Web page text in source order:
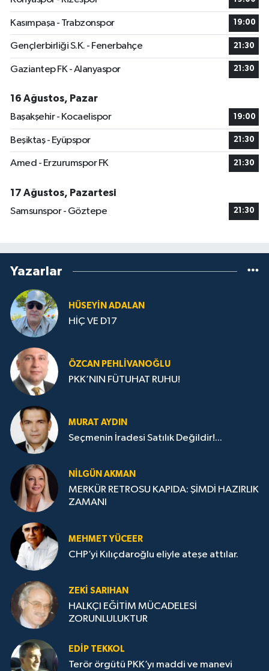
Kasımpaşa - Trabzonspor 19:00
Gençlerbirliği S.K. - Fenerbahçe 21:30
Gaziantep FK - Alanyaspor 21:30
16 Ağustos, Pazar
Başakşehir - Kocaelispor
19:00
Beşiktaş - Eyüpspor 21:30
Amed - Erzurumspor FK 21:30
17 Ağustos, Pazartesi
Samsunspor - Göztepe
21:30
Yazarlar
HÜSEYIN ADALAN
HİÇ VE D17
ÖZCAN PEHLIVANOĞLU
PKK’NIN FÜTUHAT RUHU!
MURAT AYDIN
Seçmenin İradesi Satılık Değildir!...
NILGÜN AKMAN
MERKÜR RETROSU KAPIDA: ŞİMDİ HAZIRLIK
ZAMANI
MEHMET YÜCEER
CHP’yi Kılıçdaroğlu eliyle ateşe attılar.
ZEKI SARIHAN
HALKÇI EĞİTİM MÜCADELESİ
ZORUNLULUKTUR
EDIP TEKKOL
Terör örgütü PKK’yı maddi ve manevi